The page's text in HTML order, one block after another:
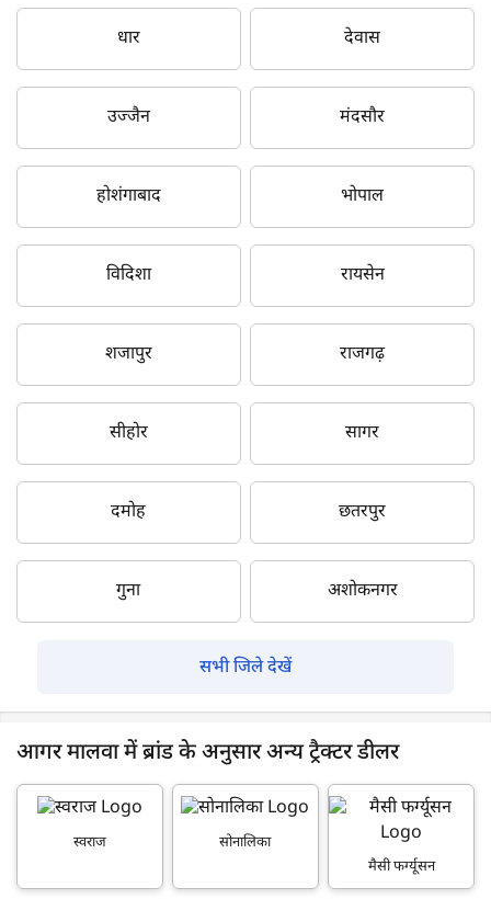
धार देवास
उज्जैन मंदसौर
होशंगाबाद भोपाल
विदिशा रायसेन
शजापुर राजगढ़
सीहोर सागर
दमोह छतरपुर
गुना अशोकनगर
सभी जिले देखें
आगर मालवा में ब्रांड के अनुसार अन्य ट्रैक्टर डीलर
स्वराज
सोनालिका
मैसी फर्ग्यूसन